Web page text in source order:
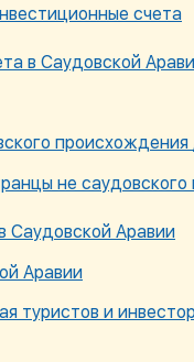
счета
в Саудовской
не
Саудовской Аравии
Аравии
туристов и